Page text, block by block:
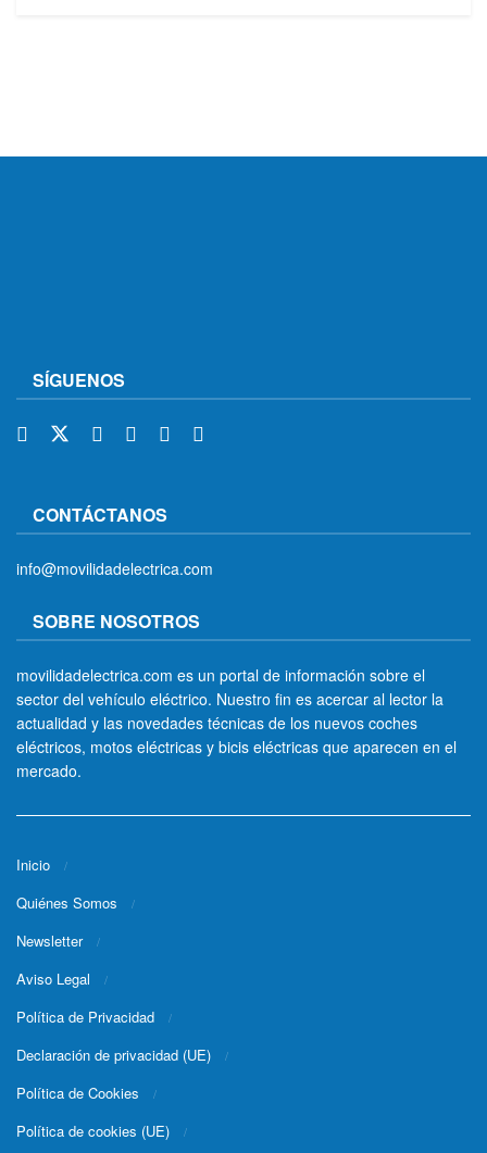
SÍGUENOS
CONTÁCTANOS
info@movilidadelectrica.com
SOBRE NOSOTROS
movilidadelectrica.com es un portal de información sobre el
sector del vehículo eléctrico. Nuestro fin es acercar al lector la
actualidad y las novedades técnicas de los nuevos coches
eléctricos, motos eléctricas y bicis eléctricas que aparecen en el
mercado.
Inicio
Quiénes Somos
Newsletter
Aviso Legal
Política de Privacidad
Declaración de privacidad (UE)
Política de Cookies
Política de cookies (UE)